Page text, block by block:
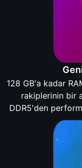
128 GB'a kadar
rakiplerinin bir
DDR5'den